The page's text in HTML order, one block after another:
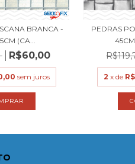
BRANCA -
(CA...
R$60,00
sem juros
PEDRAS
2 x de